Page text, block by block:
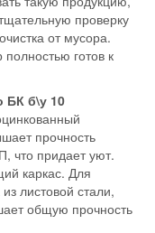
проверку
от мусора.
готов к
БК б\у 10
прочность
что придает уют.
каркас. Для
листовой стали,
общую прочность